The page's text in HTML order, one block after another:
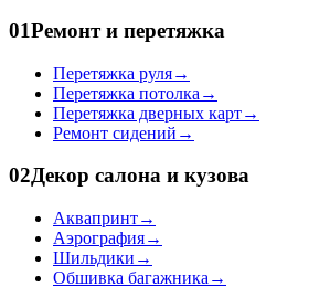
01Ремонт и перетяжка
Перетяжка руля→
Перетяжка потолка →
Перетяжка дверных карт→
Ремонт сидений →
02Декор салона и кузова
Аквапринт→
Аэрография→
Шильдики →
Обшивка багажника →